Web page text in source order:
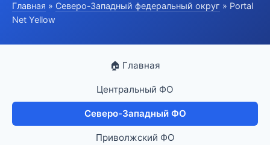
Главная » Северо-Западный федеральный округ » Portal
Net Yellow
🏠 Главная
Центральный ФО
Северо-Западный ФО
Приволжский ФО